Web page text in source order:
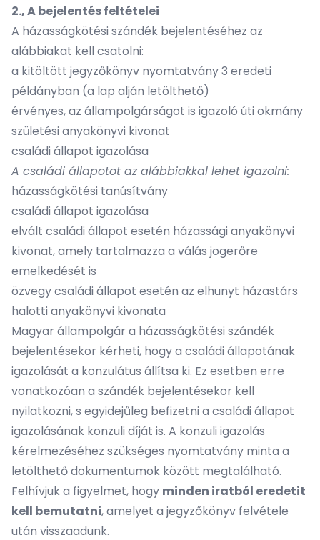
2., A bejelentés feltételei
A házasságkötési szándék bejelentéséhez az
alábbiakat kell csatolni:
a kitöltött jegyzőkönyv nyomtatvány 3 eredeti
példányban (a lap alján letölthető)
érvényes, az állampolgárságot is igazoló úti okmány
születési anyakönyvi kivonat
családi állapot igazolása
A családi állapotot az alábbiakkal lehet igazolni:
házasságkötési tanúsítvány
családi állapot igazolása
elvált családi állapot esetén házassági anyakönyvi
kivonat, amely tartalmazza a válás jogerőre
emelkedését is
özvegy családi állapot esetén az elhunyt házastárs
halotti anyakönyvi kivonata
Magyar állampolgár a házasságkötési szándék
bejelentésekor kérheti, hogy a családi állapotának
igazolását a konzulátus állítsa ki. Ez esetben erre
vonatkozóan a szándék bejelentésekor kell
nyilatkozni, s egyidejűleg befizetni a családi állapot
igazolásának konzuli díját is. A konzuli igazolás
kérelmezéséhez szükséges nyomtatvány minta a
letölthető dokumentumok között megtalálható.
Felhívjuk a figyelmet, hogy minden iratból eredetit
kell bemutatni, amelyet a jegyzőkönyv felvétele
után visszaadunk.